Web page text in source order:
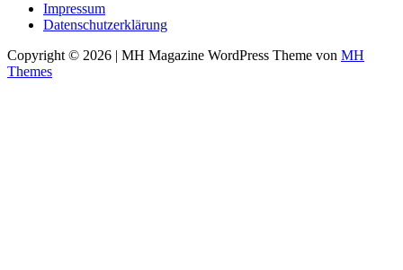
Impressum
Datenschutzerklärung
Copyright © 2026 | MH Magazine WordPress Theme von MH
Themes